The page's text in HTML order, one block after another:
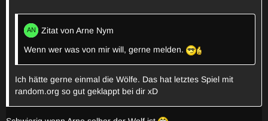
Zitat von Arne Nym
Wenn wer was von mir will, gerne melden.
Ich hätte gerne einmal die Wölfe. Das hat letztes Spiel mit
random.org so gut geklappt bei dir xD